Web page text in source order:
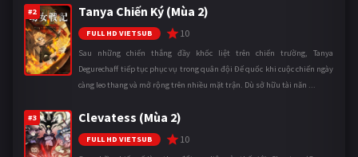
#2 Tanya Chiến Ký (Mùa 2)
FULL HD VIETSUB 10
Sau những chiến thắng đầy khốc liệt trên chiến trường, Tanya
Degurechaff tiếp tục phục vụ trong quân đội Đế quốc khi cuộc chiến ngày
càng leo thang và mở rộng trên nhiều mặt trận. Dù sở hữu tài năn ...
#3 Clevatess (Mùa 2)
FULL HD VIETSUB 10